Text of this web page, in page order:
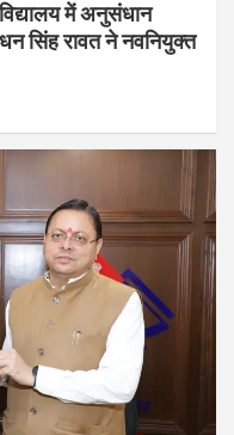
में अनुसंधान
सिंह रावत ने नवनियुक्त